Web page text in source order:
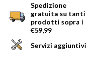
Spedizione
gratuita su tanti
prodotti sopra i
€59,99
Servizi aggiuntivi